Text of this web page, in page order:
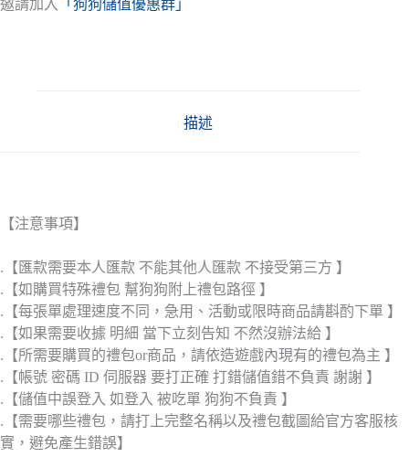
邀請加入 「狗狗儲值優惠群」
描述
【注意事項】
.【匯款需要本人匯款 不能其他人匯款 不接受第三方 】
.【如購買特殊禮包 幫狗狗附上禮包路徑 】
.【每張單處理速度不同，急用、活動或限時商品請斟酌下單 】
.【如果需要收據 明細 當下立刻告知 不然沒辦法給 】
.【所需要購買的禮包or商品，請依造遊戲內現有的禮包為主 】
.【帳號 密碼 ID 伺服器 要打正確 打錯儲值錯不負責 謝謝 】
.【儲值中誤登入 如登入 被吃單 狗狗不負責 】
.【需要哪些禮包，請打上完整名稱以及禮包截圖給官方客服核
實，避免產生錯誤】